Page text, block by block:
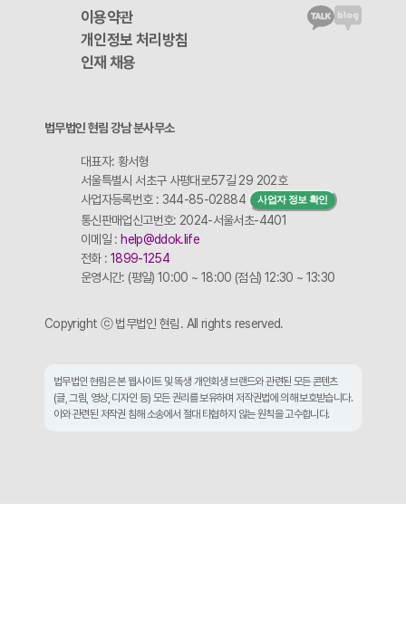
이용약관
개인정보 처리방침
인재 채용
법무법인 현림 강남 분사무소
대표자: 황서형
서울특별시 서초구 사평대로57길 29 202호
사업자등록번호 : 344-85-02884
사업자 정보 확인
통신판매업신고번호: 2024-서울서초-4401
이메일 : help@ddok.life
전화 : 1899-1254
운영시간: (평일) 10:00 ~ 18:00 (점심) 12:30 ~ 13:30
Copyright ⓒ 법무법인 현림. All rights reserved.
법무법인 현림은 본 웹사이트 및 똑생 개인회생 브랜드와 관련된 모든 콘텐츠
(글, 그림, 영상, 디자인 등) 모든 권리를 보유하며 저작권법에 의해 보호받습니다.
이와 관련된 저작권 침해 소송에서 절대 타협하지 않는 원칙을 고수합니다.